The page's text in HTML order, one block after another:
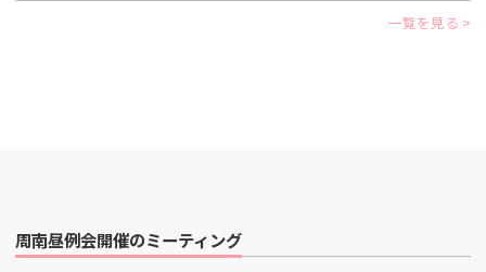
一覧を見る
周南昼例会開催のミーティング